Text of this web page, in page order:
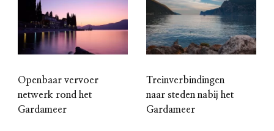
Openbaar vervoer
netwerk rond het
Gardameer
Treinverbindingen
naar steden nabij het
Gardameer